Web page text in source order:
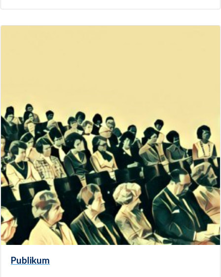
Publikum